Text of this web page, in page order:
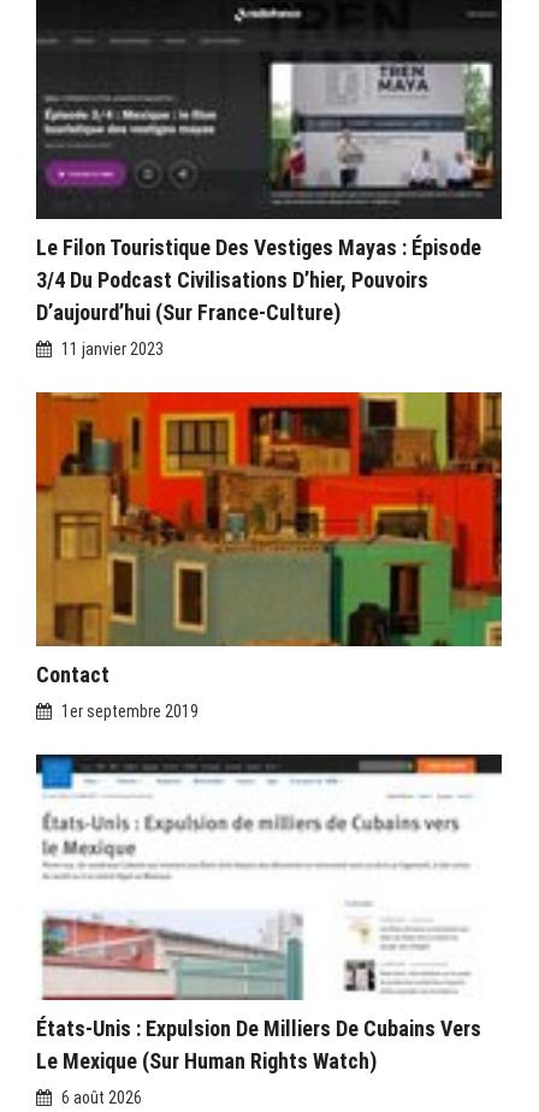
Le Filon Touristique Des Vestiges Mayas : Épisode
3/4 Du Podcast Civilisations D’hier, Pouvoirs
D’aujourd’hui (sur France-Culture)
11 janvier 2023
Contact
1er septembre 2019
États-Unis : Expulsion De Milliers De Cubains Vers
Le Mexique (sur Human Rights Watch)
6 août 2026